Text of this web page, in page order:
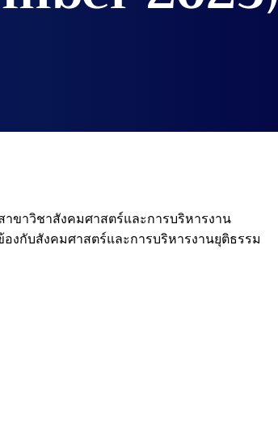
ขาวิชาสังคมศาสตร์และการบริหารงาน
งกับสังคมศาสตร์และการบริหารงานยุติธรรม